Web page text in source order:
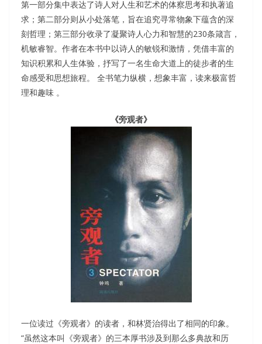
第一部分集中表达了诗人对人生和艺术的体察思考和执著追
求；第二部分则从小处落笔，旨在追究寻常物象下蕴含的深
刻哲理；第三部分收录了凝聚诗人心力和智慧的230条箴言，
机敏睿智。作者在本书中以诗人的敏锐和激情，凭借丰富的
知识积累和人生体验，抒写了一名生命大道上的徒步者的生
命感受和思想旅程。 全书笔力纵横，想象丰富，读来极富哲
理和趣味 。
《旁观者》
一位读过《旁观者》的读者，和林贤治得出了相同的印象。
“虽然这本叫《旁观者》的三本厚书涉及到那么多典故和历